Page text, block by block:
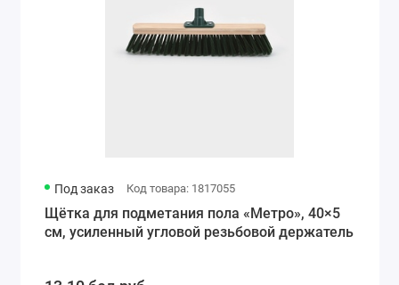
Под заказ Код товара: 1817055
Щётка для подметания пола «Метро», 40×5
см, усиленный угловой резьбовой держатель